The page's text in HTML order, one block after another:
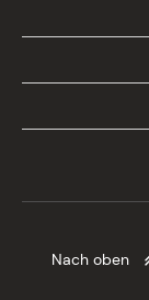
Nach oben